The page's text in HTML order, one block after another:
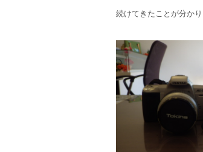
続けてきたことが分か